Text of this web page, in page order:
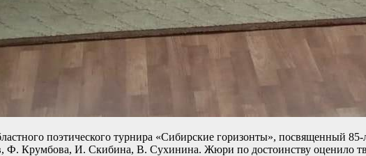
поэтического турнира «Сибирские горизонты», посвященный
Ф. Крумбова, И. Скибина, В. Сухинина. Жюри по достоинству оценило